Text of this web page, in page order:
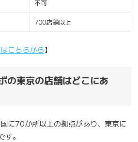
不可
700店舗以上
こちらから】
の東京の店舗はどこにあ
に70か所以上の拠点があり、東京に
。